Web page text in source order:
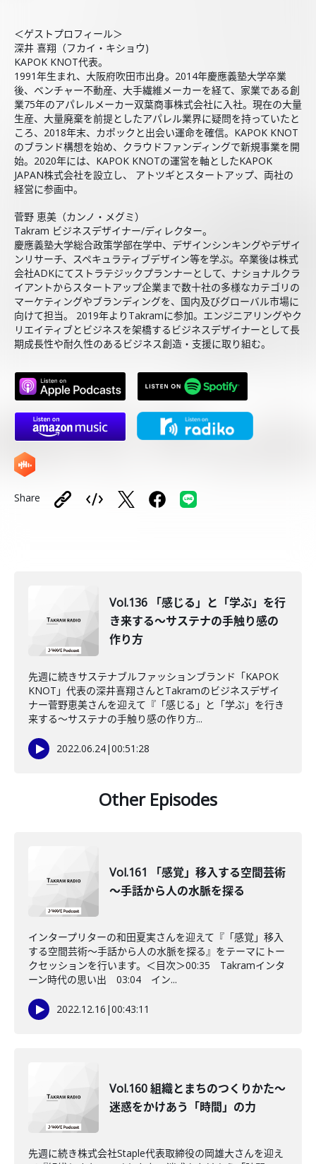
＜ゲストプロフィール＞
深井 喜翔（フカイ・キショウ)
KAPOK KNOT代表。
1991年生まれ、大阪府吹田市出身。2014年慶應義塾大学卒業
後、ベンチャー不動産、大手繊維メーカーを経て、家業である創
業75年のアパレルメーカー双葉商事株式会社に入社。現在の大量
生産、大量廃棄を前提としたアパレル業界に疑問を持っていたと
ころ、2018年末、カポックと出会い運命を確信。KAPOK KNOT
のブランド構想を始め、クラウドファンディングで新規事業を開
始。2020年には、KAPOK KNOTの運営を軸としたKAPOK
JAPAN株式会社を設立し、 アトツギとスタートアップ、両社の
経営に参画中。
菅野 恵美（カンノ・メグミ）
Takram ビジネスデザイナー/ディレクター。
慶應義塾大学総合政策学部在学中、デザインシンキングやデザイ
ンリサーチ、スペキュラティブデザイン等を学ぶ。卒業後は株式
会社ADKにてストラテジックプランナーとして、ナショナルクラ
イアントからスタートアップ企業まで数十社の多様なカテゴリの
マーケティングやブランディングを、国内及びグローバル市場に
向けて担当。 2019年よりTakramに参加。エンジニアリングやク
リエイティブとビジネスを架橋するビジネスデザイナーとして長
期成長性や耐久性のあるビジネス創造・支援に取り組む。
Share
Vol.136 「感じる」と「学ぶ」を行
き来する～サステナの手触り感の
作り方
先週に続きサステナブルファッションブランド「KAPOK
KNOT」代表の深井喜翔さんとTakramのビジネスデザイ
ナー菅野恵美さんを迎えて『「感じる」と「学ぶ」を行き
来する～サステナの手触り感の作り方...
2022.06.24|00:51:28
Other Episodes
Vol.161 「感覚」移入する空間芸術
～手話から人の水脈を探る
インタープリターの和田夏実さんを迎えて『「感覚」移入
する空間芸術～手話から人の水脈を探る』をテーマにトー
クセッションを行います。＜目次＞00:35 Takramインタ
ーン時代の思い出 03:04 イン...
2022.12.16 |00:43:11
Vol.160 組織とまちのつくりかた～
迷惑をかけあう「時間」の力
先週に続き株式会社Staple代表取締役の岡雄大さんを迎え